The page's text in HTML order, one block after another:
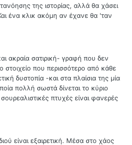
της ιστορίας, αλλά θα χάσει
ένα κλικ ακόμη αν έχανε θα 'ταν
ακραία σατιρική- γραφή που δεν
στοιχείο που περισσότερο από κάθε
δυστοπία -και στα πλαίσια της μία
πολλή σωστά δίνεται το κύριο
πτυχές είναι φανερές
είναι εξαιρετική. Μέσα στο χάος